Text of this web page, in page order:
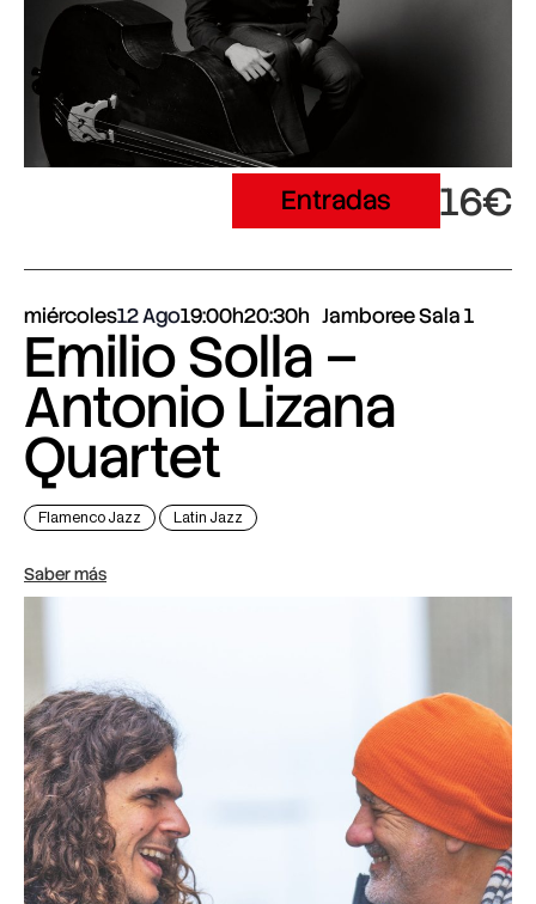
Entradas 16€
miércoles12 Ago19:00h20:30h Jamboree Sala 1
Emilio Solla –
Antonio Lizana
Quartet
Flamenco Jazz Latin Jazz
Saber más